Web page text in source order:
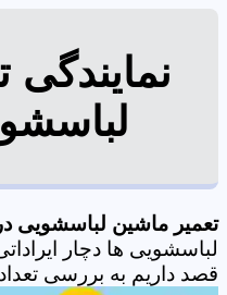
نمایندگی
تعمیر ماشین لباسشویی
لباسشویی ها دچار
قصد داریم به بررسی